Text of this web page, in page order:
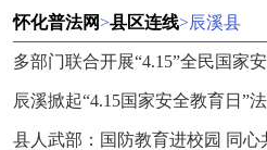
怀化普法网>县区连线>辰溪县
多部门联合开展“4.15”全民国家
辰溪掀起“4.15国家安全教育日”
县人武部：国防教育进校园 同心